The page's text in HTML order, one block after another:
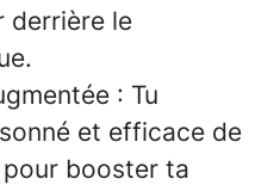
derrière le
: Tu
et efficace de
booster ta